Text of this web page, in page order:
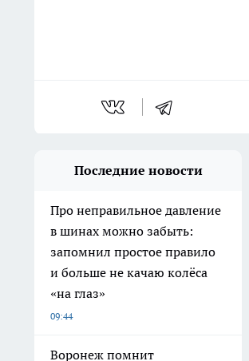
Последние новости
Про неправильное давление
в шинах можно забыть:
запомнил простое правило
и больше не качаю колёса
«на глаз»
09:44
Воронеж помнит